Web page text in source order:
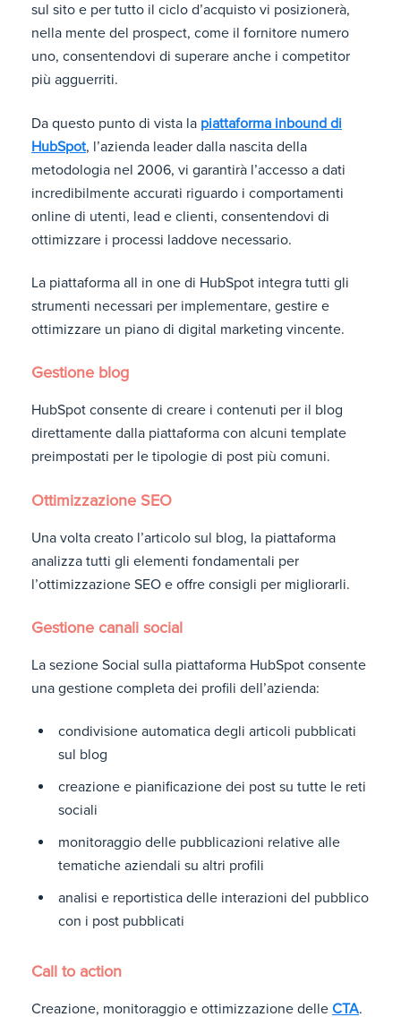
sul sito e per tutto il ciclo d’acquisto vi posizionerà,
nella mente del prospect, come il fornitore numero
uno, consentendovi di superare anche i competitor
più agguerriti.
Da questo punto di vista la piattaforma inbound di
HubSpot, l’azienda leader dalla nascita della
metodologia nel 2006, vi garantirà l’accesso a dati
incredibilmente accurati riguardo i comportamenti
online di utenti, lead e clienti, consentendovi di
ottimizzare i processi laddove necessario.
La piattaforma all in one di HubSpot integra tutti gli
strumenti necessari per implementare, gestire e
ottimizzare un piano di digital marketing vincente.
Gestione blog
HubSpot consente di creare i contenuti per il blog
direttamente dalla piattaforma con alcuni template
preimpostati per le tipologie di post più comuni.
Ottimizzazione SEO
Una volta creato l’articolo sul blog, la piattaforma
analizza tutti gli elementi fondamentali per
l’ottimizzazione SEO e offre consigli per migliorarli.
Gestione canali social
La sezione Social sulla piattaforma HubSpot consente
una gestione completa dei profili dell’azienda:
condivisione automatica degli articoli pubblicati
sul blog
creazione e pianificazione dei post su tutte le reti
sociali
monitoraggio delle pubblicazioni relative alle
tematiche aziendali su altri profili
analisi e reportistica delle interazioni del pubblico
con i post pubblicati
Call to action
Creazione, monitoraggio e ottimizzazione delle CTA.